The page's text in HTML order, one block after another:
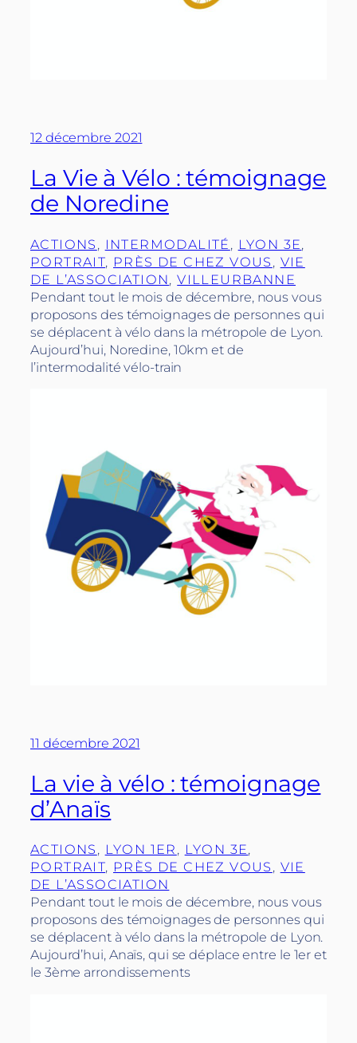
12 décembre 2021
La Vie à Vélo : témoignage
de Noredine
ACTIONS , INTERMODALITÉ , LYON 3E
PORTRAIT, PRÈS DE CHEZ VOUS , VIE
DE L’ASSOCIATION, VILLEURBANNE
Pendant tout le mois de décembre, nous vous
proposons des témoignages de personnes qui
se déplacent à vélo dans la métropole de Lyon.
Aujourd’hui, Noredine, 10km et de
l’intermodalité vélo-train
11 décembre 2021
La vie à vélo : témoignage
d’Anaïs
ACTIONS , LYON 1ER , LYON 3E
PORTRAIT, PRÈS DE CHEZ VOUS , VIE
DE L’ASSOCIATION
Pendant tout le mois de décembre, nous vous
proposons des témoignages de personnes qui
se déplacent à vélo dans la métropole de Lyon.
Aujourd’hui, Anaïs, qui se déplace entre le 1er et
le 3ème arrondissements